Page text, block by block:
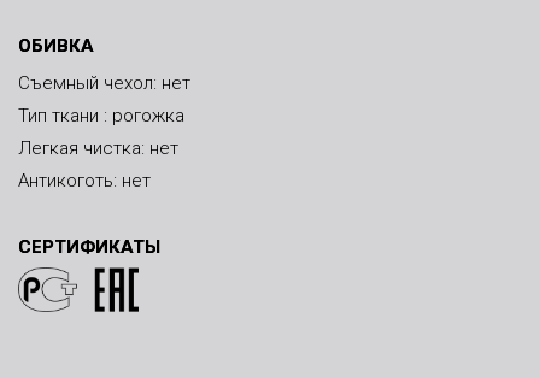
ОБИВКА
Съемный чехол: нет
Тип ткани : рогожка
Легкая чистка: нет
Антикоготь: нет
СЕРТИФИКАТЫ